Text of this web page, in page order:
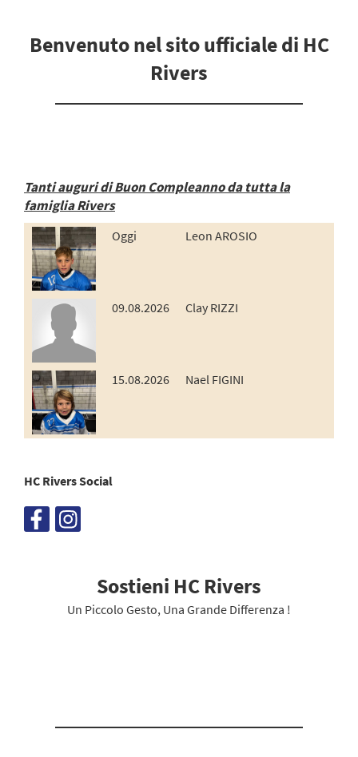
Benvenuto nel sito ufficiale di HC
Rivers
Tanti auguri di Buon Compleanno da tutta la
famiglia Rivers
Oggi Leon AROSIO
09.08.2026 Clay RIZZI
15.08.2026 Nael FIGINI
HC Rivers Social
Sostieni HC Rivers
Un Piccolo Gesto, Una Grande Differenza !